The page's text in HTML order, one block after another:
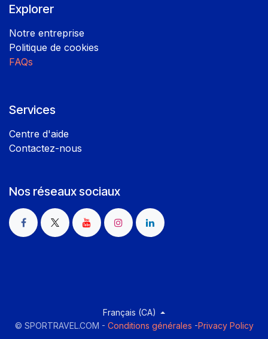
Explorer
Notre entreprise
Politique de cookies
FAQs
Services
Centre d'aide
Contactez-nous
Nos réseaux sociaux
© SPORTRAVEL.COM - Conditions générales -Privacy Policy
Français (CA)